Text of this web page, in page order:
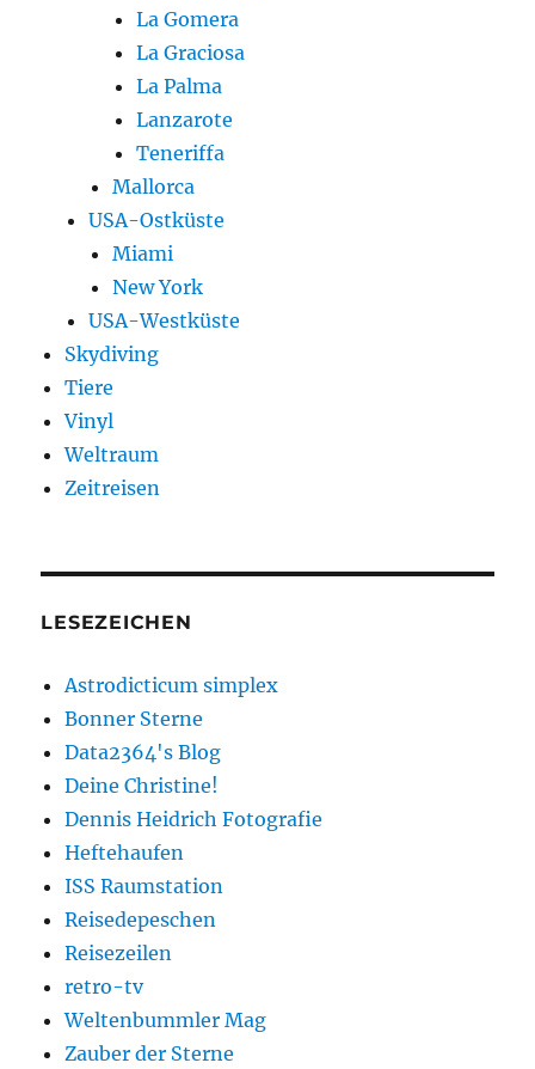
La Gomera
La Graciosa
La Palma
Lanzarote
Teneriffa
Mallorca
USA-Ostküste
Miami
New York
USA-Westküste
Skydiving
Tiere
Vinyl
Weltraum
Zeitreisen
LESEZEICHEN
Astrodicticum simplex
Bonner Sterne
Data2364's Blog
Deine Christine!
Dennis Heidrich Fotografie
Heftehaufen
ISS Raumstation
Reisedepeschen
Reisezeilen
retro-tv
Weltenbummler Mag
Zauber der Sterne